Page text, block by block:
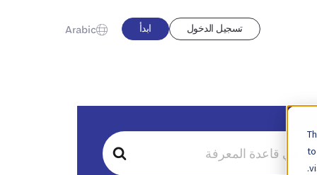
تسجيل الدخول ابدأ Arabic